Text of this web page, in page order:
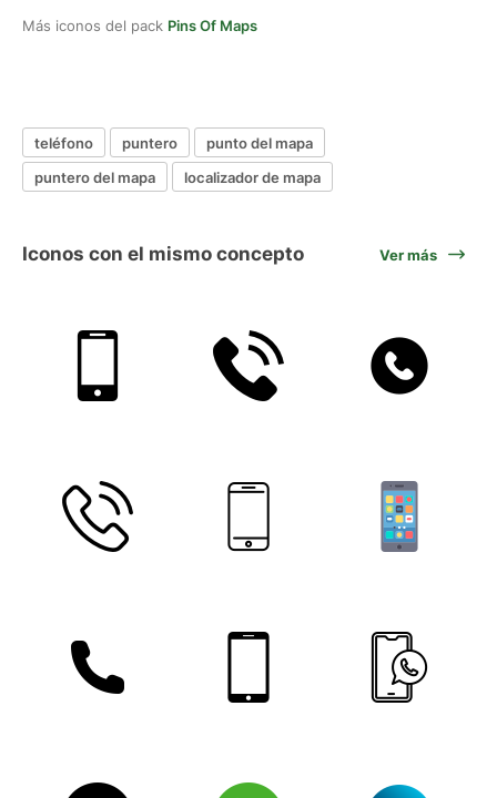
Más iconos del pack Pins Of Maps
teléfono puntero
punto del mapa
puntero del mapa
localizador de mapa
Iconos con el mismo concepto Ver más